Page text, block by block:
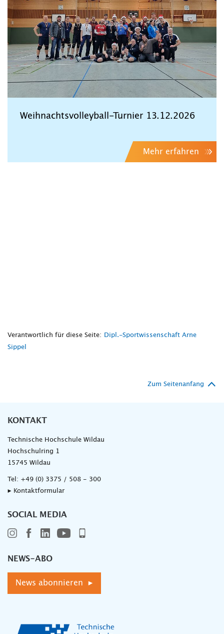
Weihnachtsvolleyball-Turnier 13.12.2026
Mehr erfahren
Verantwortlich für diese Seite:
Dipl.-Sportwissenschaft Arne
Sippel
Zum Seitenanfang
KONTAKT
Technische Hochschule Wildau
Hochschulring 1
15745 Wildau
Tel: +49 (0) 3375 / 508 - 300
▸ Kontaktformular
SOCIAL MEDIA
NEWS-ABO
News abonnieren ▸